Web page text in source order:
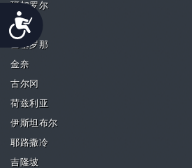
Accessibility
班加罗尔
曼谷
巴塞罗那
金奈
古尔冈
荷兹利亚
伊斯坦布尔
耶路撒冷
吉隆坡